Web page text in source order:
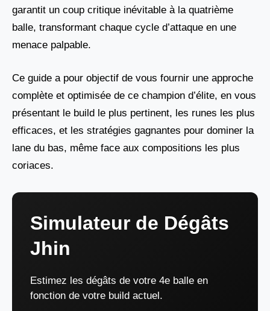
garantit un coup critique inévitable à la quatrième
balle, transformant chaque cycle d’attaque en une
menace palpable.
Ce guide a pour objectif de vous fournir une approche
complète et optimisée de ce champion d’élite, en vous
présentant le build le plus pertinent, les runes les plus
efficaces, et les stratégies gagnantes pour dominer la
lane du bas, même face aux compositions les plus
coriaces.
Simulateur de Dégâts
Jhin
Estimez les dégâts de votre 4e balle en
fonction de votre build actuel.